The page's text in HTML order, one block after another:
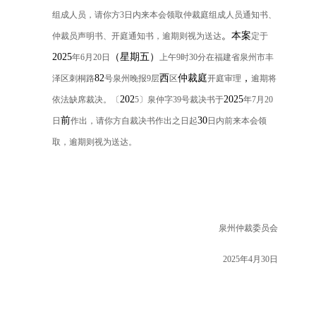
组成人员，请你方3日内来本会领取仲裁庭组成人员通知书、
仲裁员声明书、开庭通知书，逾期则视为送达。本案定于
2025年6月 20日 （星期五） 上午9时30分在福建省泉州市丰
泽区刺桐路82号泉州晚报9层西 区仲裁庭开庭审理 ， 逾期将
依法缺席裁决。 〔2025〕 泉仲字39号裁决书于2025年7月 20
日 前作出，请你方自裁决书作出之日起30日内前来本会领
取，逾期则视为送达。
泉州仲裁委员会
2025年4月 30日